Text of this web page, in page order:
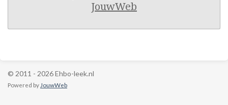
JouwWeb
© 2011 - 2026 Ehbo-leek.nl
Powered by JouwWeb